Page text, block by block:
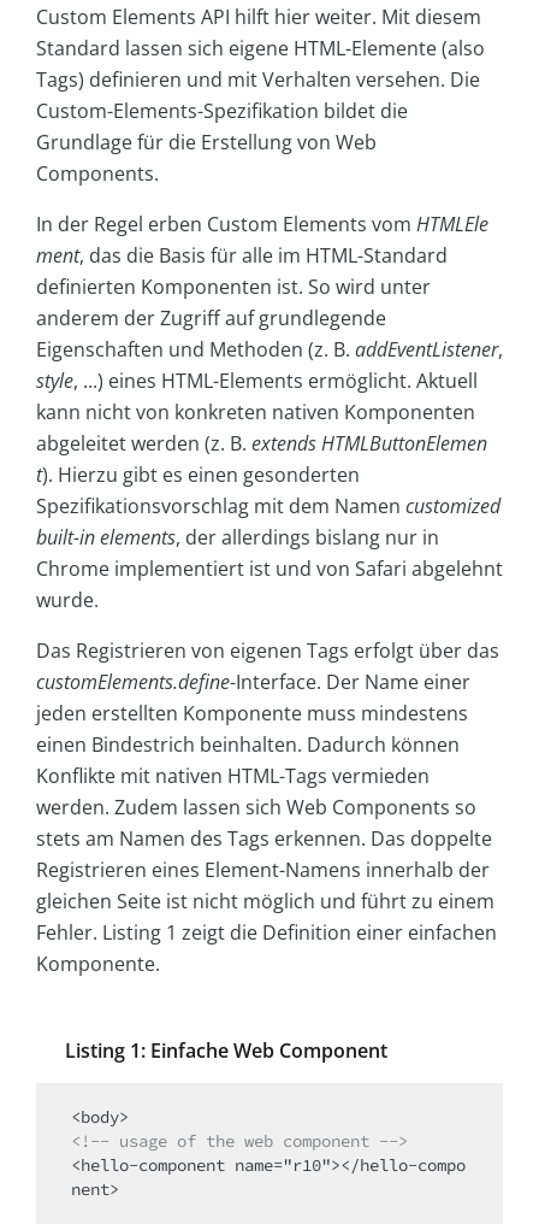
Custom Elements API hilft hier weiter. Mit diesem
Standard lassen sich eigene HTML-Elemente (also
Tags) definieren und mit Verhalten versehen. Die
Custom-Elements-Spezifikation bildet die
Grundlage für die Erstellung von Web
Components.
In der Regel erben Custom Elements vom HTMLEle
ment, das die Basis für alle im HTML-Standard
definierten Komponenten ist. So wird unter
anderem der Zugriff auf grundlegende
Eigenschaften und Methoden (z. B. addEventListener,
style, ...) eines HTML-Elements ermöglicht. Aktuell
kann nicht von konkreten nativen Komponenten
abgeleitet werden (z. B. extendsHTMLButtonElemen
t). Hierzu gibt es einen gesonderten
Spezifikationsvorschlag mit dem Namen customized
built-in elements, der allerdings bislang nur in
Chrome implementiert ist und von Safari abgelehnt
wurde.
Das Registrieren von eigenen Tags erfolgt über das
customElements.define-Interface. Der Name einer
jeden erstellten Komponente muss mindestens
einen Bindestrich beinhalten. Dadurch können
Konflikte mit nativen HTML-Tags vermieden
werden. Zudem lassen sich Web Components so
stets am Namen des Tags erkennen. Das doppelte
Registrieren eines Element-Namens innerhalb der
gleichen Seite ist nicht möglich und führt zu einem
Fehler. Listing 1 zeigt die Definition einer einfachen
Komponente.
Listing 1: Einfache Web Component
<!-- usage of the web component -->
<hello-component name="r10"></hello-compo
nent>